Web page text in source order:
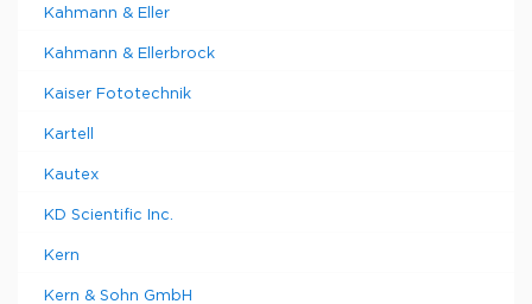
Kahmann & Eller
Kahmann & Ellerbrock
Kaiser Fototechnik
Kartell
Kautex
KD Scientific Inc.
Kern
Kern & Sohn GmbH